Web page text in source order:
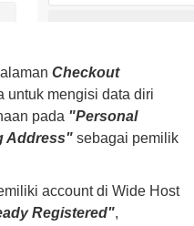
Checkout
untuk mengisi data diri
pada "Personal
Address" sebagai pemilik
account di Wide Host
Registered",